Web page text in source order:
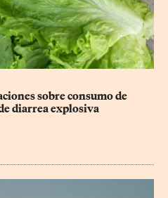
sobre consumo de
diarrea explosiva